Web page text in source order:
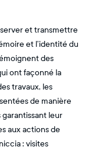
et transmettre
et l’identité du
des
ont façonné la
travaux, les
de manière
garantissant leur
aux actions de
: visites